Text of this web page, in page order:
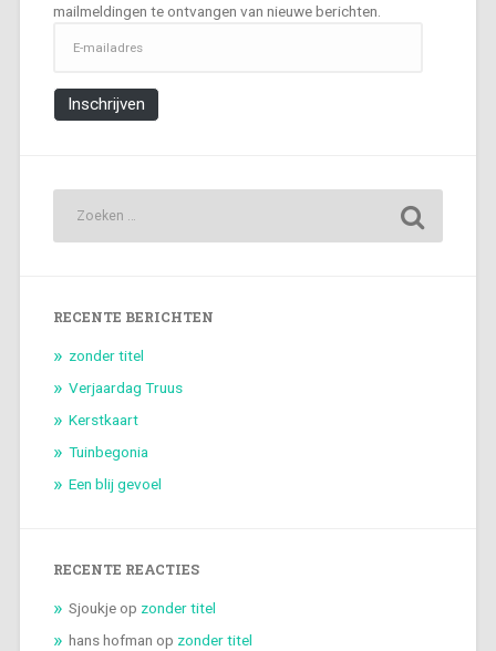
mailmeldingen te ontvangen van nieuwe berichten.
mailadres
Inschrijven
RECENTE BERICHTEN
zonder titel
Verjaardag Truus
Kerstkaart
Tuinbegonia
Een blij gevoel
RECENTE REACTIES
Sjoukjeop zonder titel
hans hofman op zonder titel